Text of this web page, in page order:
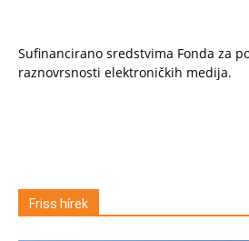
Sufinancirano sredstvima Fonda za
raznovrsnosti elektroničkih medija.
Friss hírek